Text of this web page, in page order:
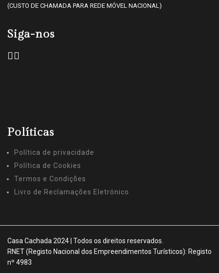
(CUSTO DE CHAMADA PARA REDE MÓVEL NACIONAL)
Siga-nos
Políticas
Política de privacidade
Política de Cookies
Termos e Condições
Livro de Reclamações Eletrónico
Casa Cachada 2024 | Todos os direitos reservados.
RNET (Registo Nacional dos Empreendimentos Turísticos): Registo
nº 4983